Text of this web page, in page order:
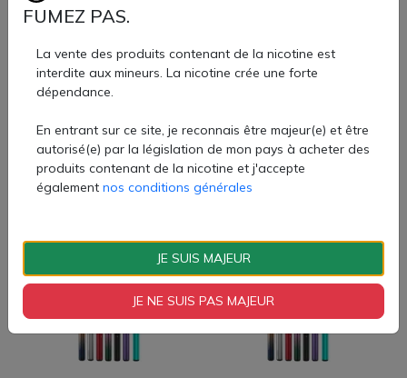
11,90 €
Kit Pod Doric Galaxy S1
800mAh (Couleurs :Purple
12 €
Kit Pod Doric Galaxy S1
800mAh (Couleurs :Obsidian
12 €
FUMEZ PAS.
La vente des produits contenant de la nicotine est
interdite aux mineurs. La nicotine crée une forte
dépendance.
En entrant sur ce site, je reconnais être majeur(e) et être
autorisé(e) par la législation de mon pays à acheter des
produits contenant de la nicotine et j'accepte
également nos conditions générales
JE SUIS MAJEUR
JE NE SUIS PAS MAJEUR